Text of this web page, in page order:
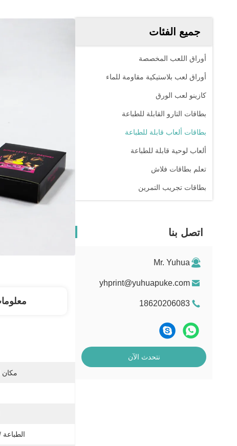
جميع الفئات
أوراق اللعب المخصصة
أوراق لعب بلاستيكية مقاومة للماء
كازينو لعب الورق
بطاقات التارو القابلة للطباعة
بطاقات ألعاب قابلة للطباعة
ألعاب لوحية قابلة للطباعة
تعلم بطاقات فلاش
بطاقات تجريب التمرين
اتصل بنا
Mr. Yuhua
yhprint@yuhuapuke.com
18620206083
نتحدث الآن
مكان
الطباعة